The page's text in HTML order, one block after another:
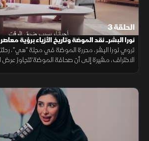
الحلقة 3
نورا البشر.. نقد الموضة وتاريخ الأزياء برؤية
تروي نورا البشر، محررة الموضة في مجلة "هي"،
الاحتراف، مشيرة إلى أن صحافة الموضة تتجاوز عرض